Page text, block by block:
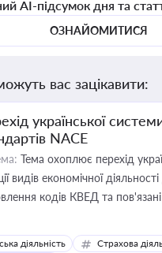
AI-підсумок дня та
ОЗНАЙОМИТИСЯ
вас зацікавити:
української
NACE
Тема охоплює перехід
видів економічної
кодів КВЕД та
діяльність
Страхова